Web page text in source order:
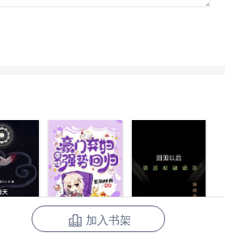
边，诚恳的道：我只想守护您，
请您不要赶走我。
身的伤，呜咽道：我也奢望站
身份，也能得到您的怜悯吗？
服：我肮脏惯了，也的确试图用
可你……能不能不要厌弃我？
豪门弃妇带娃
加入书架